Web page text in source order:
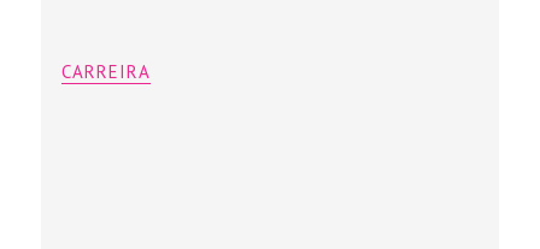
CARREIRA